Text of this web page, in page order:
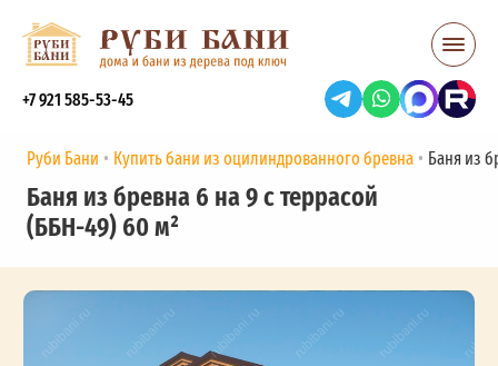
+7 921 585-53-45
Руби Бани Купить бани из оцилиндрованного бревна Баня из
Баня из бревна 6 на 9 с террасой
(ББН-49) 60 м²